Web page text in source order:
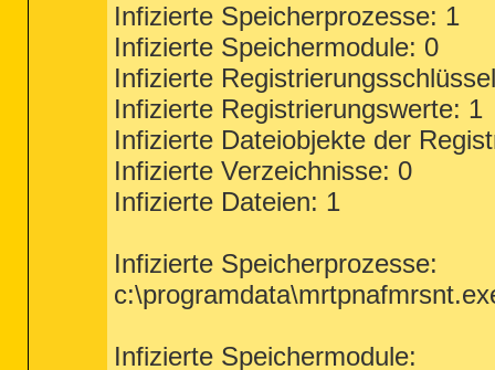
Infizierte Speicherprozesse: 1
Infizierte Speichermodule: 0
Infizierte
Infizierte Registrierungswerte: 1
Infizierte Dateiobjekte der
Infizierte Verzeichnisse: 0
Infizierte Dateien: 1
Infizierte Speicherprozesse:
Infizierte Speichermodule: